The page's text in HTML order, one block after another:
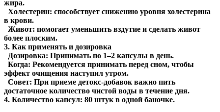
жира.
Холестерин: способствует снижению уровня холестерина
в крови.
Живот: помогает уменьшить вздутие и сделать живот
более плоским.
3. Как применять и дозировка
Дозировка: Принимать по 1–2 капсулы в день.
Когда: Рекомендуется принимать перед сном, чтобы
эффект очищения наступил утром.
Совет: При приеме детокс-добавок важно пить
достаточное количество чистой воды в течение дня.
4. Количество капсул: 80 штук в одной баночке.